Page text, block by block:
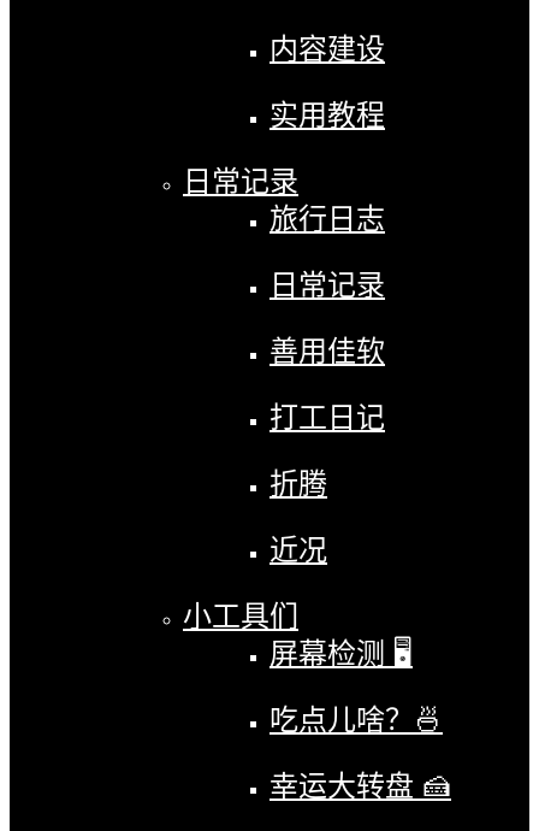
内容建设
实用教程
日常记录
旅行日志
日常记录
善用佳软
打工日记
折腾
近况
小工具们
屏幕检测 🖥
吃点儿啥？🍜
幸运大转盘 🍰